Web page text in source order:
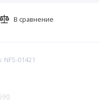
NFS-01421
В сравнение